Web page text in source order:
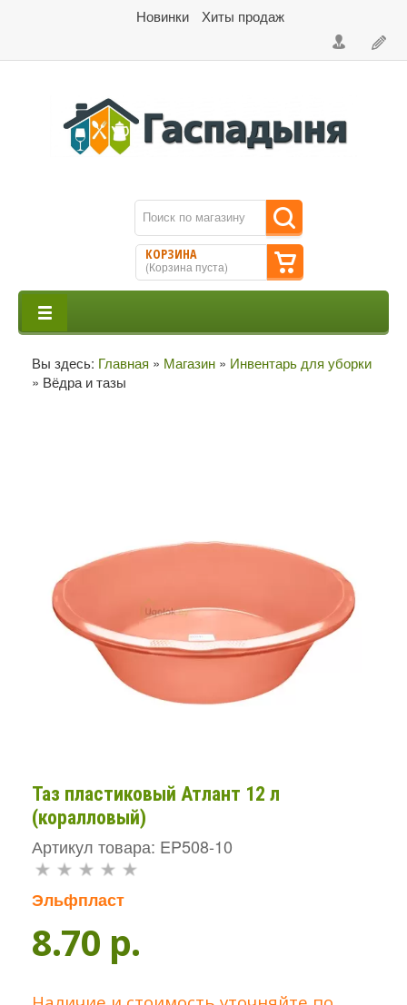
Новинки Хиты продаж
КОРЗИНА
(Корзина пуста)
Вы здесь: Главная » Магазин » Инвентарь для уборки
» Вёдра и тазы
Таз пластиковый Атлант 12 л
(коралловый)
Артикул товара: EP508-10
Эльфпласт
8.70 p.